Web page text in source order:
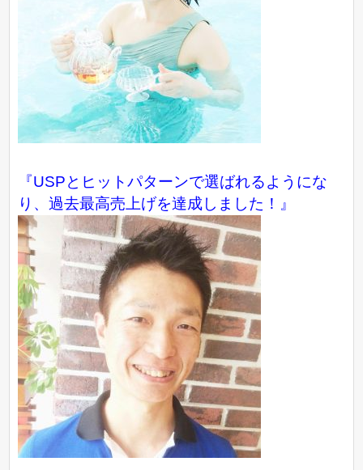
『USPとヒットパターンで選ばれるようにな
り、過去最高売上げを達成しました！』